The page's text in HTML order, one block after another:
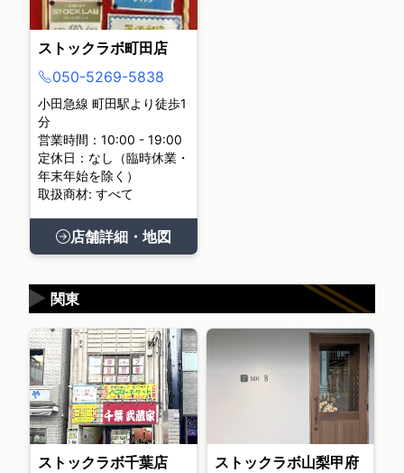
ストックラボ町田店
050-5269-5838
小田急線 町田駅より徒歩1
分
営業時間：10:00 - 19:00
定休日：なし（臨時休業・
年末年始を除く）
取扱商材: すべて
店舗詳細・地図
関東
▶
ストックラボ千葉店 ストックラボ山梨甲府